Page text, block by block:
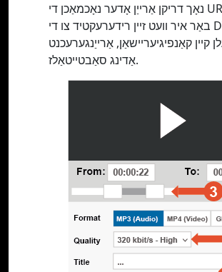
נאָך דריקן אַרייַן אָדער נאָכמאַכן די URL אין די זוכן
באַר איר וועט זיין רידערעקטיד צו די DVR בלאַט ווו
קיין קאַנפיגיעריישאַן, אַרייַנגערעכנט
אַדינג סאַבטייטאַלז.